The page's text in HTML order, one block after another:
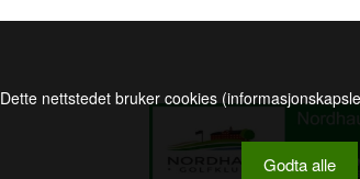
Dette nettstedet bruker cookies
Godta alle